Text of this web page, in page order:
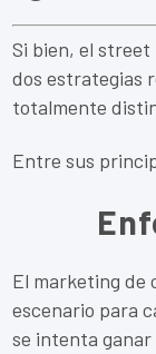
Si bien, el
dos estrategias
totalmente
Entre sus
El marketing de
escenario para
se intenta